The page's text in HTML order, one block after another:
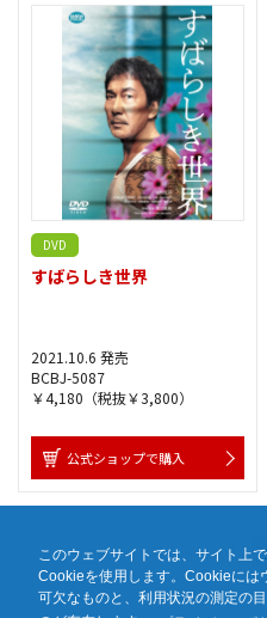
このウェブサイトでは、サイト上
Cookieを使用します。Cookieには
可欠なものと、利用状況の測定の
DVD
すばらしき世界
2021.10.6 発売
BCBJ-5087
￥4,180（税抜￥3,800）
公式ショップで購入